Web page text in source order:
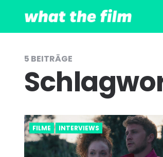
5 BEITRÄGE
FILME INTERVIEWS